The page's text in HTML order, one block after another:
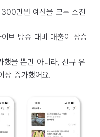
만원 예산을 모두 소진
브 방송 대비 매출이 상승
했을 뿐만 아니라, 신규 유
상 증가했어요.